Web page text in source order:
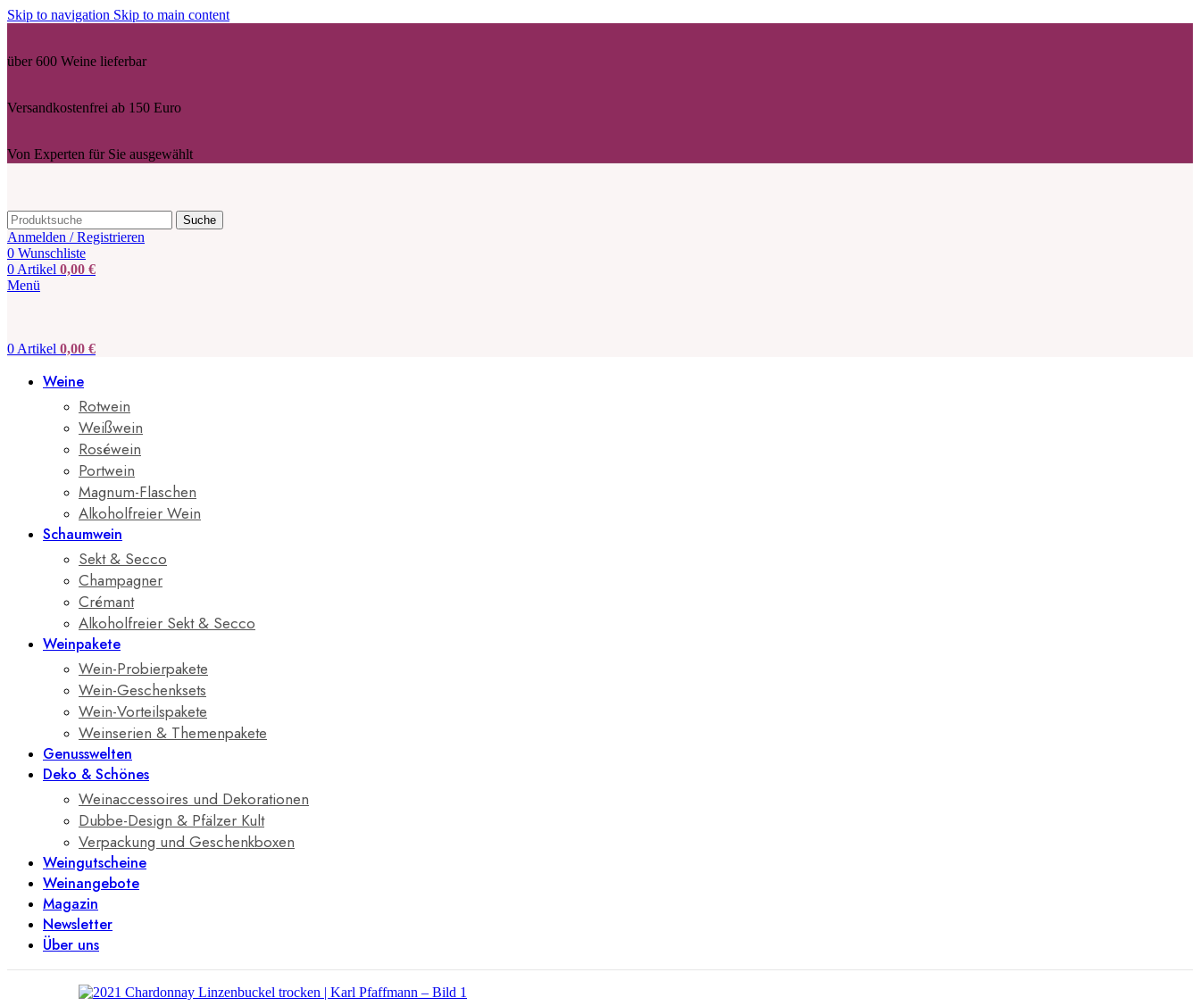
Skip to navigation Skip to main content
über 600 Weine lieferbar
Versandkostenfrei ab 150 Euro
Von Experten für Sie ausgewählt
Suche
Anmelden / Registrieren
0 Wunschliste
0 Artikel 0,00 €
Menü
0 Artikel 0,00 €
Weine
Rotwein
Weißwein
Roséwein
Portwein
Magnum-Flaschen
Alkoholfreier Wein
Schaumwein
Sekt & Secco
Champagner
Crémant
Alkoholfreier Sekt & Secco
Weinpakete
Wein-Probierpakete
Wein-Geschenksets
Wein-Vorteilspakete
Weinserien & Themenpakete
Genusswelten
Deko & Schönes
Weinaccessoires und Dekorationen
Dubbe-Design & Pfälzer Kult
Verpackung und Geschenkboxen
Weingutscheine
Weinangebote
Magazin
Newsletter
Über uns